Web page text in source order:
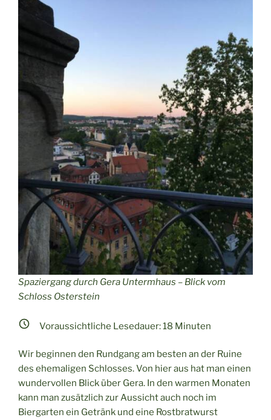
Spaziergang durch Gera Untermhaus – Blick vom
Schloss Osterstein
Voraussichtliche Lesedauer:18 Minuten
Wir beginnen den Rundgang am besten an der Ruine
des ehemaligen Schlosses. Von hier aus hat man einen
wundervollen Blick über Gera. In den warmen Monaten
kann man zusätzlich zur Aussicht auch noch im
Biergarten ein Getränk und eine Rostbratwurst